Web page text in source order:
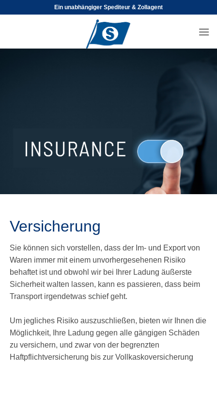
Ein unabhängiger Spediteur & Zollagent
Versicherung
Sie können sich vorstellen, dass der Im- und Export von
Waren immer mit einem unvorhergesehenen Risiko
behaftet ist und obwohl wir bei Ihrer Ladung äußerste
Sicherheit walten lassen, kann es passieren, dass beim
Transport irgendetwas schief geht.
Um jegliches Risiko auszuschließen, bieten wir Ihnen die
Möglichkeit, Ihre Ladung gegen alle gängigen Schäden
zu versichern, und zwar von der begrenzten
Haftpflichtversicherung bis zur Vollkaskoversicherung